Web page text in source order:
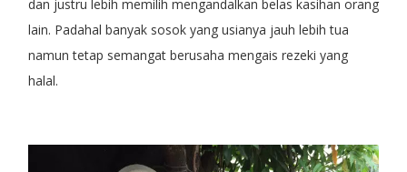
dan justru lebih memilih mengandalkan belas kasihan orang
lain. Padahal banyak sosok yang usianya jauh lebih tua
namun tetap semangat berusaha mengais rezeki yang
halal.